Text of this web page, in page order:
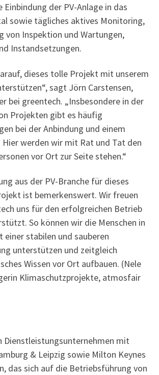
Einbindung der PV-Anlage in das
sowie tägliches aktives Monitoring,
von Inspektion und Wartungen,
Instandsetzungen.
dieses tolle Projekt mit unserem
sagt Jörn Carstensen,
bei greentech. „Insbesondere in der
Projekten gibt es häufig
bei der Anbindung und einem
werden wir mit Rat und Tat den
vor Ort zur Seite stehen.“
aus der PV-Branche für dieses
ist bemerkenswert. Wir freuen
uns für den erfolgreichen Betrieb
So können wir die Menschen in
einer stabilen und sauberen
unterstützen und zeitgleich
Wissen vor Ort aufbauen. (Nele
Klimaschutzprojekte, atmosfair
Dienstleistungsunternehmen mit
& Leipzig sowie Milton Keynes
das sich auf die Betriebsführung von